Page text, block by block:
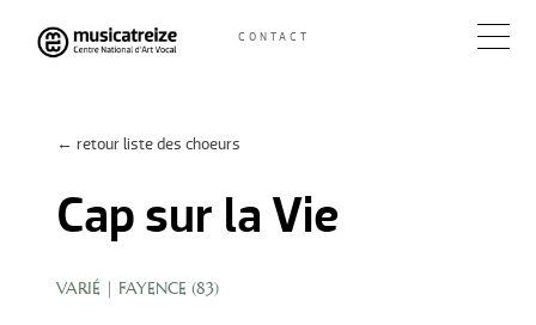
Skip
to
CONTACT
← retour liste des choeurs
Cap sur la Vie
VARIÉ | FAYENCE (83)